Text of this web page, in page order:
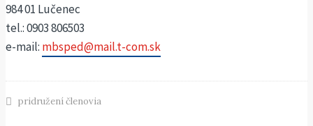
984 01 Lučenec
tel.: 0903 806503
e-mail: mbsped@mail.t-com.sk
pridružení členovia